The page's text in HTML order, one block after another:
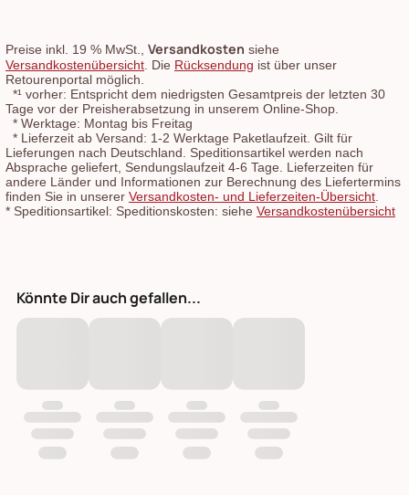
Preise inkl. 19 % MwSt., Versandkosten siehe
Versandkostenübersicht . Die Rücksendung ist über unser
Retourenportal möglich.
*¹ vorher: Entspricht dem niedrigsten Gesamtpreis der letzten 30
Tage vor der Preisherabsetzung in unserem Online-Shop.
* Werktage: Montag bis Freitag
* Lieferzeit ab Versand: 1-2 Werktage Paketlaufzeit. Gilt für
Lieferungen nach Deutschland. Speditionsartikel werden nach
Absprache geliefert, Sendungslaufzeit 4-6 Tage. Lieferzeiten für
andere Länder und Informationen zur Berechnung des Liefertermins
finden Sie in unserer Versandkosten- und Lieferzeiten-Übersicht
* Speditionsartikel: Speditionskosten: siehe Versandkostenübersicht
Könnte Dir auch gefallen...